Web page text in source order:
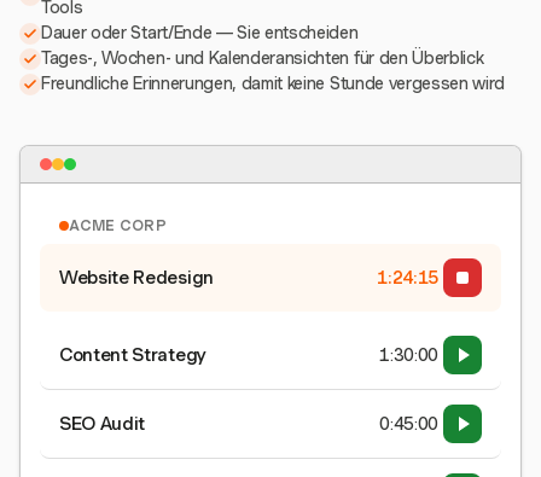
Tools
Dauer oder Start/Ende — Sie entscheiden
Tages-, Wochen- und Kalenderansichten für den Überblick
Freundliche Erinnerungen, damit keine Stunde vergessen wird
ACME CORP
Website Redesign 1:24:15
Content Strategy 1:30:00
SEO Audit 0:45:00